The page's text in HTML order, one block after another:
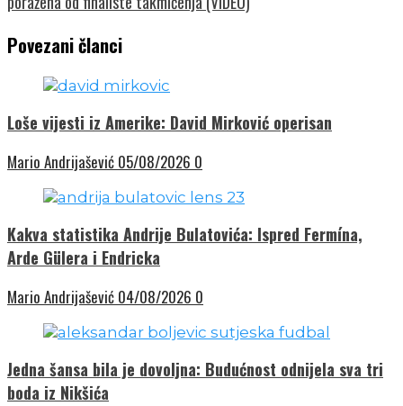
Povezani članci
Loše vijesti iz Amerike: David Mirković operisan
Mario Andrijašević 05/08/2026 0
Kakva statistika Andrije Bulatovića: Ispred Fermína,
Arde Gülera i Endricka
Mario Andrijašević 04/08/2026 0
Jedna šansa bila je dovoljna: Budućnost odnijela sva tri
boda iz Nikšića